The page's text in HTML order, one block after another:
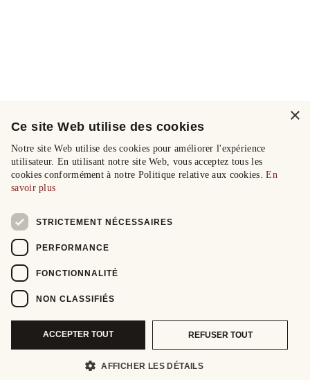
×
Ce site Web utilise des cookies
Notre site Web utilise des cookies pour améliorer l'expérience
utilisateur. En utilisant notre site Web, vous acceptez tous les
cookies conformément à notre Politique relative aux cookies.En
savoir plus
STRICTEMENT NÉCESSAIRES
PERFORMANCE
FONCTIONNALITÉ
NON CLASSIFIÉS
ACCEPTER TOUT REFUSER TOUT
AFFICHER LES DÉTAILS